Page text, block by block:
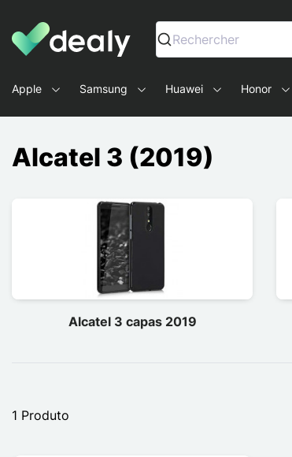
Dealy - Capas e acessórios para smartphones
Rechercher
Apple Samsung Huawei Honor
Alcatel 3 (2019)
Alcatel 3 capas 2019
1 Produto